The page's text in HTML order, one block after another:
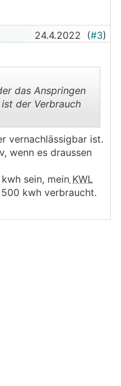
24.4.2022 (#3)
das Anspringen
der Verbrauch
vernachlässigbar ist.
wenn es draussen
sein, mein KWL
kwh verbraucht.